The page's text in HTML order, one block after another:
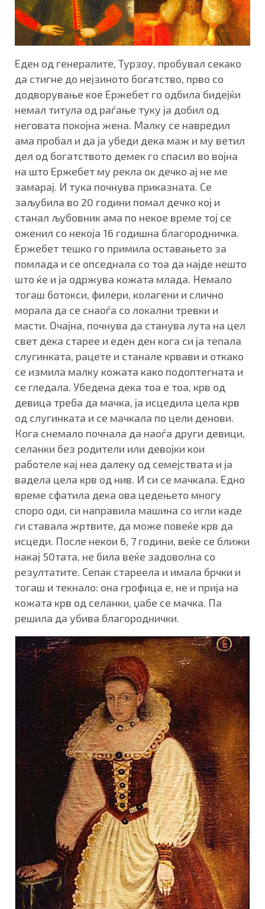
Еден од генералите, Турзоу, пробувал секако
да стигне до нејзиното богатство, прво со
додворување кое Ержебет го одбила бидејќи
немал титула од раѓање туку ја добил од
неговата покојна жена. Малку се навредил
ама пробал и да ја убеди дека маж и му ветил
дел од богатството демек го спасил во војна
на што Ержебет му рекла ок дечко ај не ме
замарај. И тука почнува приказната. Се
заљубила во 20 години помал дечко кој и
станал љубовник ама по некое време тој се
оженил со некоја 16 годишна благородничка.
Ержебет тешко го примила оставањето за
помлада и се опседнала со тоа да најде нешто
што ќе и ја одржува кожата млада. Немало
тогаш ботокси, филери, колагени и слично
морала да се снаоѓа со локални тревки и
масти. Очајна, почнува да станува лута на цел
свет дека старее и еден ден кога си ја тепала
слугинката, рацете и станале крвави и откако
се измила малку кожата како подоптегната и
се гледала. Убедена дека тоа е тоа, крв од
девица треба да мачка, ја исцедила цела крв
од слугинката и се мачкала по цели денови.
Кога снемало почнала да наоѓа други девици,
селанки без родители или девојки кои
работеле кај неа далеку од семејствата и ја
вадела цела крв од нив. И си се мачкала. Едно
време сфатила дека ова цедењето многу
споро оди, си направила машина со игли каде
ги ставала жртвите, да може повеќе крв да
исцеди. После некои 6, 7 години, веќе се ближи
накај 50тата, не била веќе задоволна со
резултатите. Сепак стареела и имала брчки и
тогаш и текнало: она грофица е, не и прија на
кожата крв од селанки, џабе се мачка. Па
решила да убива благороднички.